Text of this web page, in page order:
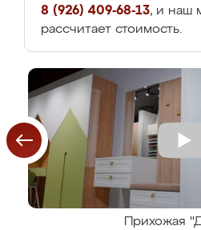
8 (926) 409-68-13, и наш
рассчитает стоимость.
Прихожая